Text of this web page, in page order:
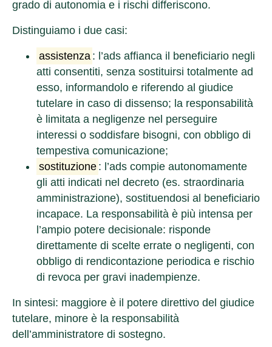
grado di autonomia e i rischi differiscono.
Distinguiamo i due casi:
assistenza : l’ads affianca il beneficiario negli
atti consentiti, senza sostituirsi totalmente ad
esso, informandolo e riferendo al giudice
tutelare in caso di dissenso; la responsabilità
è limitata a negligenze nel perseguire
interessi o soddisfare bisogni, con obbligo di
tempestiva comunicazione;
sostituzione : l’ads compie autonomamente
gli atti indicati nel decreto (es. straordinaria
amministrazione), sostituendosi al beneficiario
incapace. La responsabilità è più intensa per
l’ampio potere decisionale: risponde
direttamente di scelte errate o negligenti, con
obbligo di rendicontazione periodica e rischio
di revoca per gravi inadempienze.
In sintesi: maggiore è il potere direttivo del giudice
tutelare, minore è la responsabilità
dell’amministratore di sostegno.